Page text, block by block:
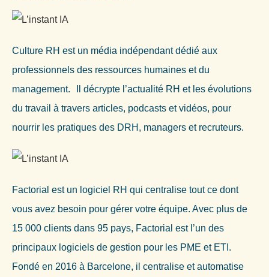
Culture RH est un média indépendant dédié aux
professionnels des ressources humaines et du
management. Il décrypte l’actualité RH et les évolutions
du travail à travers articles, podcasts et vidéos, pour
nourrir les pratiques des DRH, managers et recruteurs.
Factorial est un logiciel RH qui centralise tout ce dont
vous avez besoin pour gérer votre équipe. Avec plus de
15 000 clients dans 95 pays, Factorial est l’un des
principaux logiciels de gestion pour les PME et ETI.
Fondé en 2016 à Barcelone, il centralise et automatise